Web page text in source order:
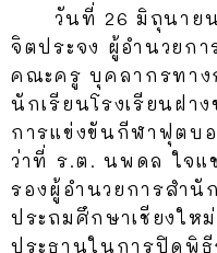
วันที่ 26 มิถุนายน
จิตประจง ผู้อำนวยก
คณะครู บุคลากรทา
นักเรียนโรงเรียนฝา
การแข่งขันกีฬาฟุตบ
ว่าที่ ร.ต. นพดล ใจแ
รองผู้อำนวยการสำ
ประถมศึกษาเชียงให
ประธานในการปิดพิ